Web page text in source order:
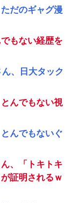
だのギャグ漫
もない経歴を
、日大タック
んでもない視
んでもないぐ
、「トキトキ
証明されるｗ